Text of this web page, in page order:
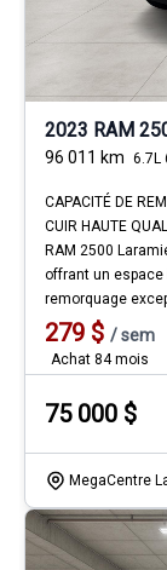
2023 RAM
96 011 km 6.7L
CAPACITÉ DE
CUIR HAUTE
RAM 2500
offrant un
remorquage
279 $ /sem
Achat 84 mois
75 000 $
MegaCentre